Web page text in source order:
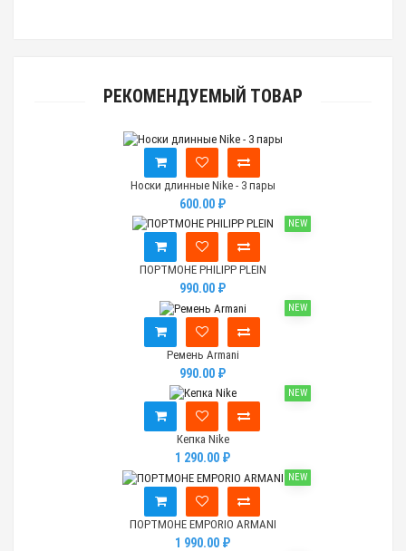
РЕКОМЕНДУЕМЫЙ ТОВАР
Носки длинные Nike - 3 пары
600.00 ₽
NEW
ПОРТМОНЕ PHILIPP PLEIN
990.00 ₽
NEW
Ремень Armani
990.00 ₽
NEW
Кепка Nike
1 290.00 ₽
NEW
ПОРТМОНЕ EMPORIO ARMANI
1 990.00 ₽